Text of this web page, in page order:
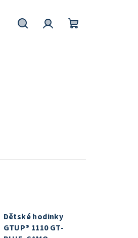
Dětské hodinky
GTUP® 1110 GT-